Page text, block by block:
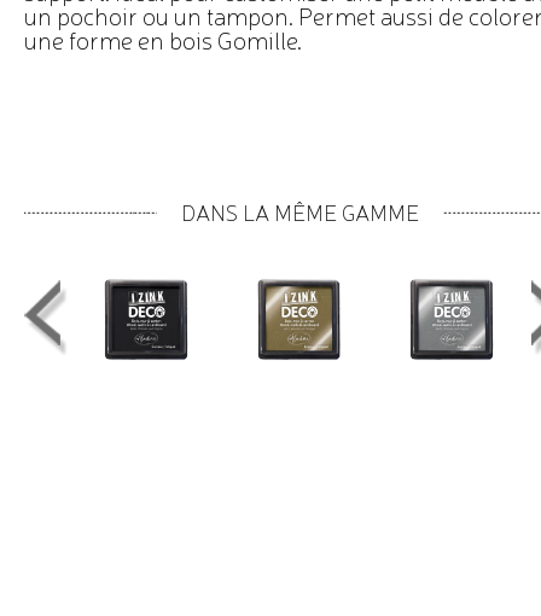
un pochoir ou un tampon. Permet aussi de
une forme en bois Gomille.
DANS LA MÊME GAMME